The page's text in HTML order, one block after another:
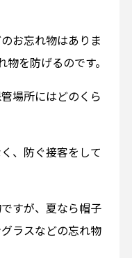
お忘れ物はありま
を防げるのです。
場所にはどのくら
、防ぐ接客をして
すが、夏なら帽子
ラスなどの忘れ物